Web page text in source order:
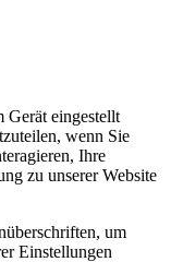
Gerät eingestellt
wenn Sie
Ihre
zu unserer Website
um
Einstellungen